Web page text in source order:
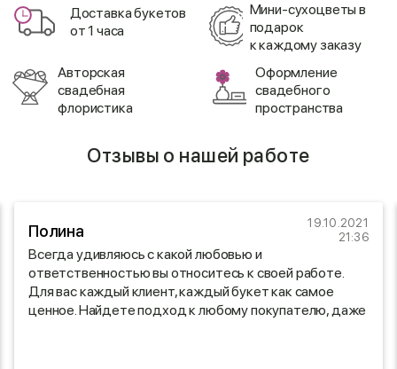
Доставка букетов
от 1 часа
Мини-сухоцветы в
подарок
к каждому заказу
Авторская
свадебная
флористика
Оформление
свадебного
пространства
Отзывы о нашей работе
Полина
19.10.2021
21:36
Всегда удивляюсь с какой любовью и
ответственностью вы относитесь к своей работе.
Для вас каждый клиент, каждый букет как самое
ценное. Найдете подход к любому покупателю, даже